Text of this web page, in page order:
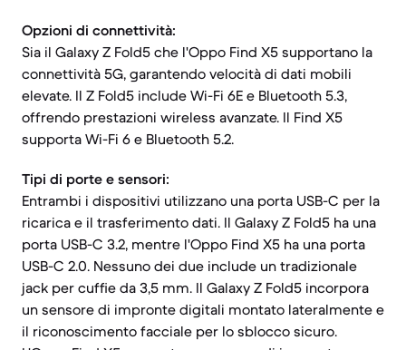
Opzioni di connettività:
Sia il Galaxy Z Fold5 che l'Oppo Find X5 supportano la
connettività 5G, garantendo velocità di dati mobili
elevate. Il Z Fold5 include Wi-Fi 6E e Bluetooth 5.3,
offrendo prestazioni wireless avanzate. Il Find X5
supporta Wi-Fi 6 e Bluetooth 5.2.
Tipi di porte e sensori:
Entrambi i dispositivi utilizzano una porta USB-C per la
ricarica e il trasferimento dati. Il Galaxy Z Fold5 ha una
porta USB-C 3.2, mentre l'Oppo Find X5 ha una porta
USB-C 2.0. Nessuno dei due include un tradizionale
jack per cuffie da 3,5 mm. Il Galaxy Z Fold5 incorpora
un sensore di impronte digitali montato lateralmente e
il riconoscimento facciale per lo sblocco sicuro.